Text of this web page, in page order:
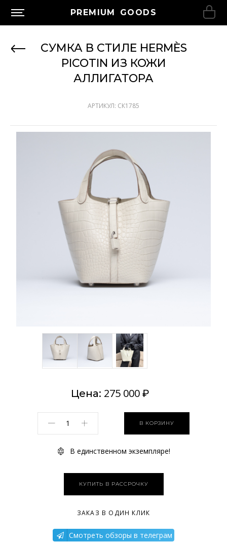
PREMIUM GOODS
СУМКА В СТИЛЕ HERMÈS
PICOTIN ИЗ КОЖИ
АЛЛИГАТОРА
АРТИКУЛ: СК1785
Цена: 275 000 ₽
В КОРЗИНУ
В единственном экземпляре!
КУПИТЬ В РАССРОЧКУ
ЗАКАЗ В ОДИН КЛИК
Смотреть обзоры в телеграм